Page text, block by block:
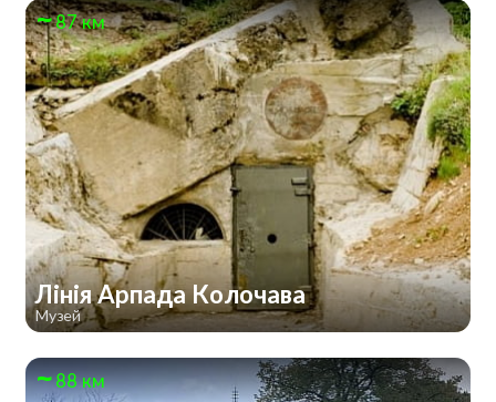
87 км
Лінія Арпада Колочава
Музей
88 км